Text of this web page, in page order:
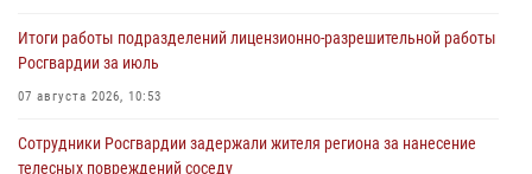
Итоги работы подразделений лицензионно-разрешительной работы
Росгвардии за июль
07 августа 2026, 10:53
Сотрудники Росгвардии задержали жителя региона за нанесение
телесных повреждений соседу